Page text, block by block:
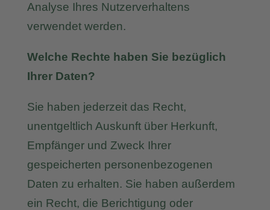
Analyse Ihres Nutzerverhaltens
verwendet werden.
Welche Rechte haben Sie bezüglich
Ihrer Daten?
Sie haben jederzeit das Recht,
unentgeltlich Auskunft über Herkunft,
Empfänger und Zweck Ihrer
gespeicherten personenbezogenen
Daten zu erhalten. Sie haben außerdem
ein Recht, die Berichtigung oder